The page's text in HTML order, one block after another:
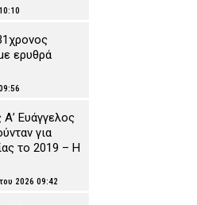
ερυθρά
Ευάγγελος
για
το 2019 – Η
2026 09:42